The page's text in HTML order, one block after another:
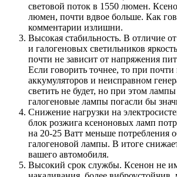
световой поток в 1550 люмен.
люмен, почти вдвое больше. Как
комментарии излишни.
Высокая стабильность. В отличие
и галогеновых светильников
почти не зависит от напряжения
Если говорить точнее, то при почти
аккумуляторов и неисправном
светить не будет, но при этом
галогеновые лампы погасли бы
Снижение нагрузки на
блок розжига ксеноновых ламп
на 20-25 Ватт меньше потребления
галогеновой лампы. В итоге
вашего автомобиля.
Высокий срок службы. Ксенон не